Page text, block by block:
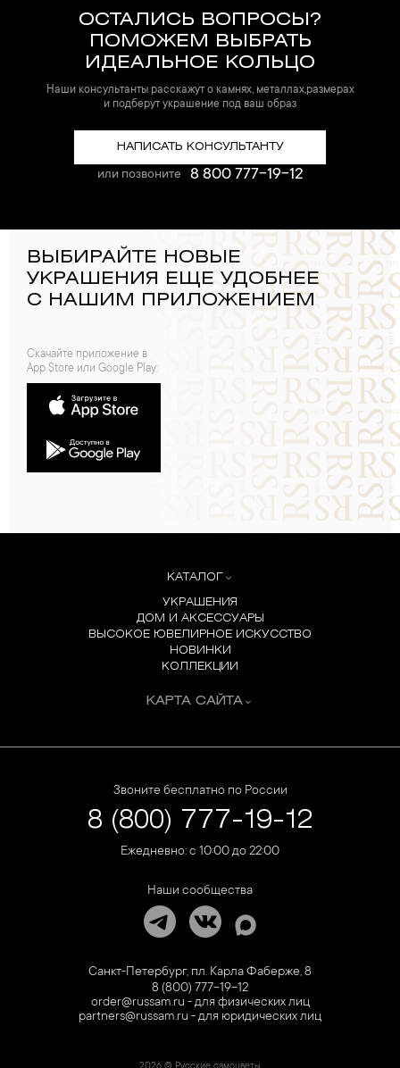
ОСТАЛИСЬ ВОПРОСЫ?
ПОМОЖЕМ ВЫБРАТЬ
ИДЕАЛЬНОЕ КОЛЬЦО
Наши консультанты расскажут о камнях, металлах,размерах
и подберут украшение под ваш образ
НАПИСАТЬ КОНСУЛЬТАНТУ
или позвоните 8 800 777-19-12
ВЫБИРАЙТЕ НОВЫЕ
УКРАШЕНИЯ ЕЩЕ УДОБНЕЕ
С НАШИМ ПРИЛОЖЕНИЕМ
Скачайте приложение в
App Store или Google Play:
КАТАЛОГ
УКРАШЕНИЯ
ДОМ И АКСЕССУАРЫ
ВЫСОКОЕ ЮВЕЛИРНОЕ ИСКУССТВО
НОВИНКИ
КОЛЛЕКЦИИ
КАРТА САЙТА
Звоните бесплатно по России
8 (800) 777-19-12
Ежедневно: с 10:00 до 22:00
Наши сообщества
Санкт-Петербург, пл. Карла Фаберже, 8
8 (800) 777-19-12
order@russam.ru - для физических лиц
partners@russam.ru - для юридических лиц